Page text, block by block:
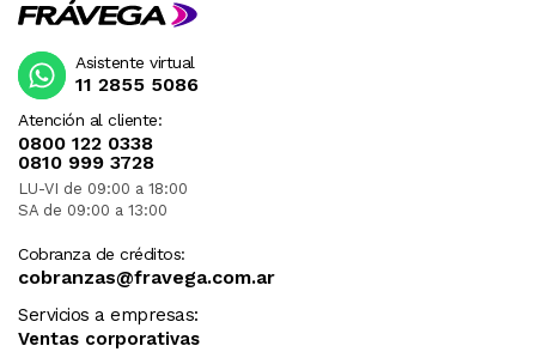
Atención al cliente:
0800 122 0338
0810 999 3728
LU-VI de 09:00 a 18:00
SA de 09:00 a 13:00
Cobranza de créditos:
cobranzas@fravega.com.ar
Servicios a empresas:
Ventas corporativas
Asistente virtual
11 2855 5086